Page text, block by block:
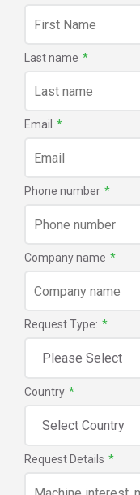
Last name *
Email *
Phone number *
Company name *
Request Type: *
Country *
Request Details *